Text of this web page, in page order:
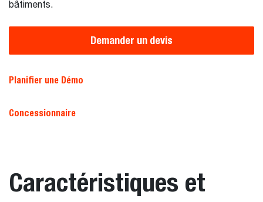
bâtiments.
Demander un devis
Planifier une Démo
Concessionnaire
Caractéristiques et